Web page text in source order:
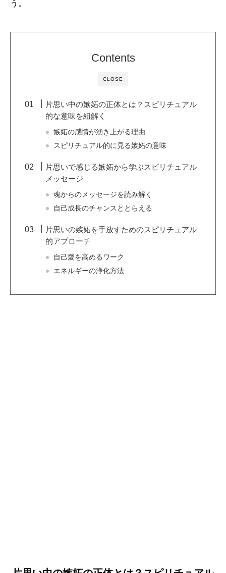
う。
CLOSE
Contents
片思い中の嫉妬の正体とは？スピリチュアル
的な意味を紐解く
嫉妬の感情が湧き上がる理由
スピリチュアル的に見る嫉妬の意味
片思いで感じる嫉妬から学ぶスピリチュアル
メッセージ
魂からのメッセージを読み解く
自己成長のチャンスととらえる
片思いの嫉妬を手放すためのスピリチュアル
的アプローチ
自己愛を高めるワーク
エネルギーの浄化方法